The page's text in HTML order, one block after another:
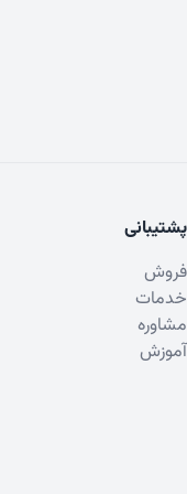
پشتیبانی
فروش
خدمات
مشاوره
آموزش